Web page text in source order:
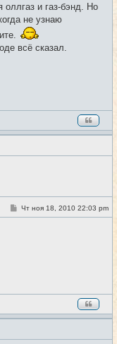
б
щ
н
е
и газ-бэнд. Но
не узнаю
всё сказал.
#20
С
о
Чт ноя 18, 2010 22:03 pm